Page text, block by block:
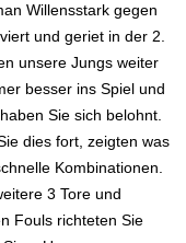
Willensstark gegen
und geriet in der 2.
unsere Jungs weiter
besser ins Spiel und
Sie sich belohnt.
dies fort, zeigten was
Kombinationen.
3 Tore und
Fouls richteten Sie